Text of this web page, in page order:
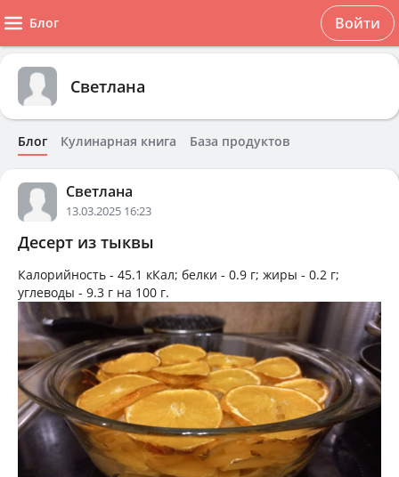
Блог Войти
Светлана
Блог Кулинарная книга База продуктов
Светлана
13.03.2025 16:23
Десерт из тыквы
Калорийность - 45.1 кКал; белки - 0.9 г; жиры - 0.2 г;
углеводы - 9.3 г на 100 г.